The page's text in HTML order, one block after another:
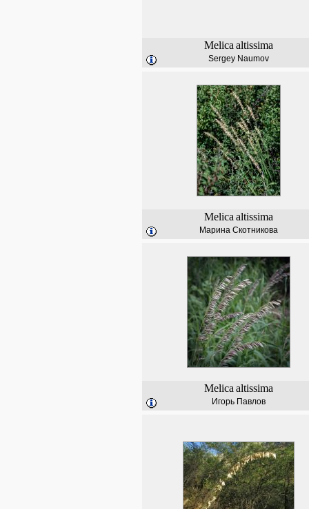
Melica altissima
Sergey Naumov
Melica altissima
Марина Скотникова
Melica altissima
Игорь Павлов